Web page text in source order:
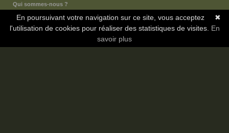
Qui sommes-nous ?
Nos partenaires
Faites-nous connaitre
Nous contacter
✖
En poursuivant votre navigation sur ce site, vous acceptez
l'utilisation de cookies pour réaliser des statistiques de visites. En
savoir plus